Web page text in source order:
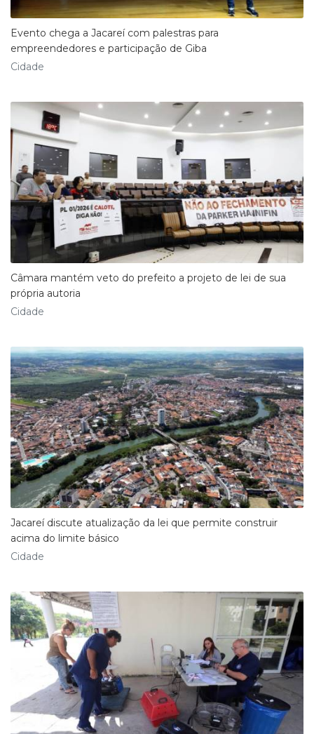
Evento chega a Jacareí com palestras para
empreendedores e participação de Giba
Cidade
Câmara mantém veto do prefeito a projeto de lei de sua
própria autoria
Cidade
Jacareí discute atualização da lei que permite construir
acima do limite básico
Cidade